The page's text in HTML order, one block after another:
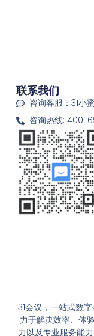
31会议，一站式数
力于解决效率、体
力以及专业服务能
联系我们
咨询客服：31小
咨询热线: 400-